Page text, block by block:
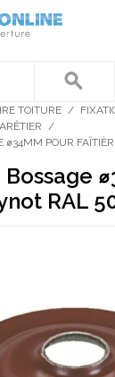
TOITURE /
/
⌀34MM POUR
RAL